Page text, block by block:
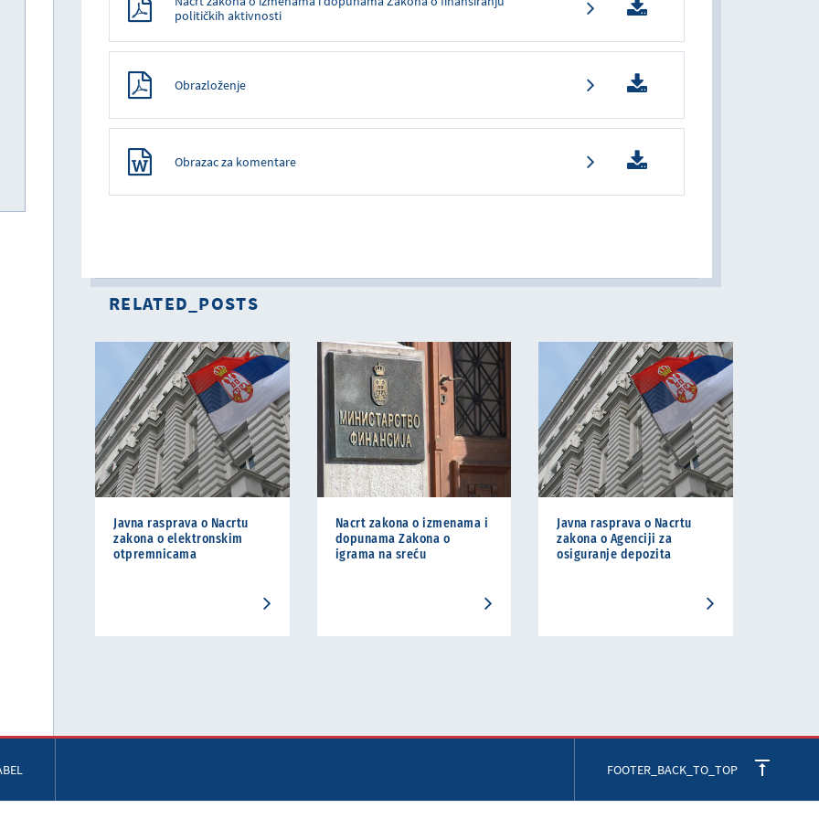
političkih aktivnosti
Obrazloženje
Obrazac za komentare
RELATED_POSTS
Javna rasprava o Nacrtu
zakona o elektronskim
otpremnicama
Nacrt zakona o izmenama i
dopunama Zakona o
igrama na sreću
Javna rasprava o Nacrtu
zakona o Agenciji za
osiguranje depozita
FOOTER_BACK_TO_TOP